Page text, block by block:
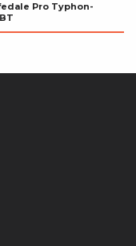
Pro Typhon-